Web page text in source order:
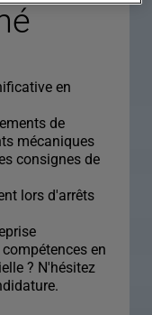
en
de
mécaniques
consignes de
lors d'arrêts
en
? N'hésitez